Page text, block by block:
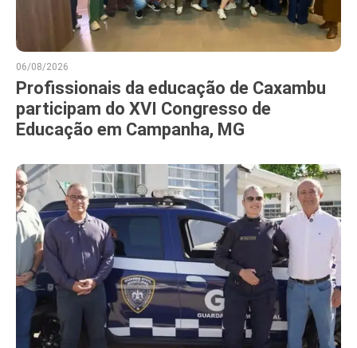
06/08/2026
Profissionais da educação de Caxambu
participam do XVI Congresso de
Educação em Campanha, MG